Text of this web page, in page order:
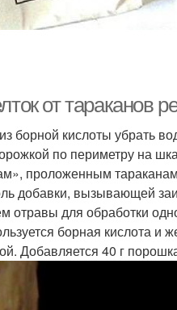
от тараканов
борной кислоты убрать
по периметру на
проложенным
добавки, вызывающей
отравы для обработки
борная кислота и
Добавляется 40 г